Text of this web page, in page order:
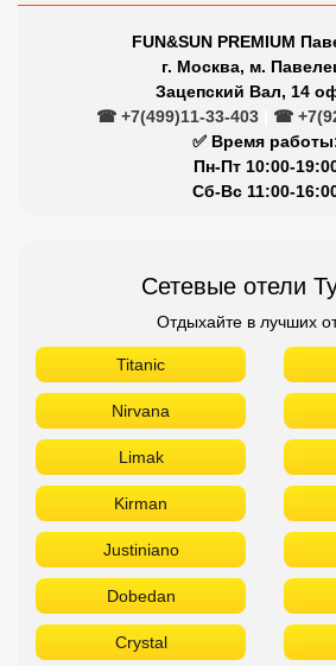
FUN&SUN PREMIUM
г. Москва, м.
Зацепский Вал, 14
☎ +7(499)11-33-403
☎
✅ Время
Пн-Пт 10:00-
Сб-Вс 11:00-
Сетевые отели
Отдыхайте в лучших
Titanic
Nirvana
Limak
Kirman
Justiniano
Dobedan
Crystal